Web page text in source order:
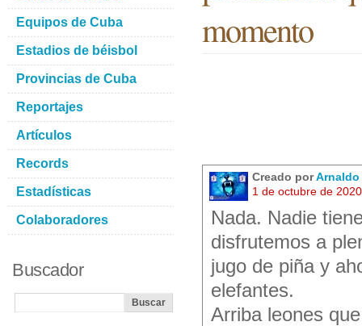
momento
Creado porArnaldo
1 de octubre de
Nada. Nadie
disfrutemos a
jugo de piña y
elefantes.
Arriba leones
Equipos de Cuba
Estadios de béisbol
Provincias de Cuba
Reportajes
Artículos
Records
Estadísticas
Colaboradores
Buscador